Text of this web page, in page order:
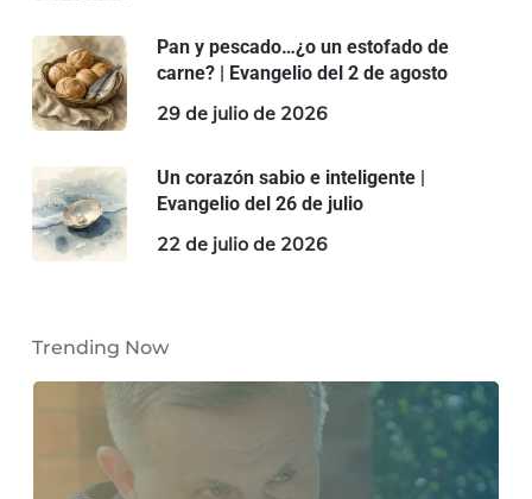
Pan y pescado…¿o un estofado de
carne? | Evangelio del 2 de agosto
29 de julio de 2026
Un corazón sabio e inteligente |
Evangelio del 26 de julio
22 de julio de 2026
Trending Now